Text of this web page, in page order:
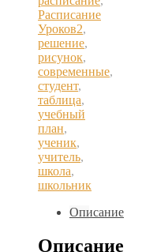
Расписание
Уроков2,
решение,
рисунок,
современные,
студент,
таблица,
учебный
план,
ученик,
учитель,
школа,
школьник
Описание
Описание